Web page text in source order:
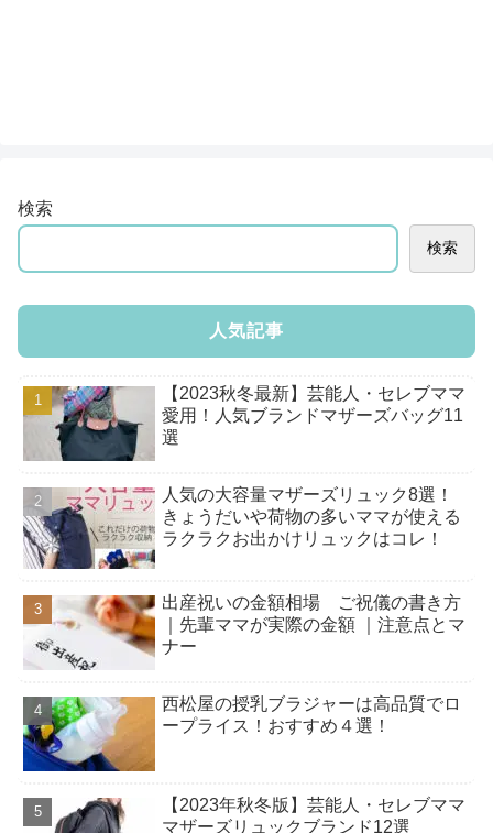
検索
検索
人気記事
【2023秋冬最新】芸能人・セレブママ
愛用！人気ブランドマザーズバッグ11
選
人気の大容量マザーズリュック8選！
きょうだいや荷物の多いママが使える
ラクラクお出かけリュックはコレ！
出産祝いの金額相場 ご祝儀の書き方
｜先輩ママが実際の金額 ｜注意点とマ
ナー
西松屋の授乳ブラジャーは高品質でロ
ープライス！おすすめ４選！
【2023年秋冬版】芸能人・セレブママ
マザーズリュックブランド12選